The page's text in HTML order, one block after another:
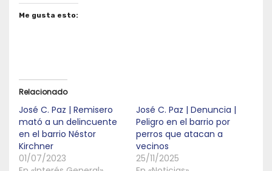
Me gusta esto:
Relacionado
José C. Paz | Remisero
mató a un delincuente
en el barrio Néstor
Kirchner
01/07/2023
José C. Paz | Denuncia |
Peligro en el barrio por
perros que atacan a
vecinos
25/11/2025